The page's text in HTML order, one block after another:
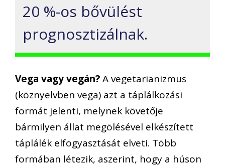
20 %-os bővülést
prognosztizálnak.
Vega vagy vegán?A vegetarianizmus
(köznyelvben vega) azt a táplálkozási
formát jelenti, melynek követője
bármilyen állat megölésével elkészített
táplálék elfogyasztását elveti. Több
formában létezik, aszerint, hogy a húson